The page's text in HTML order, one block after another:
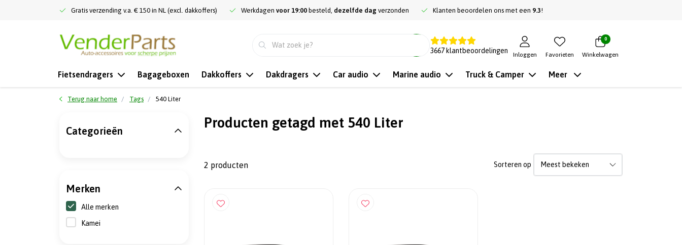
Gratis verzending v.a. € 150 in NL (excl. dakkoffers) Werkdagen voor 19:00 besteld, dezelfde dag verzonden Klanten beoordelen ons met een 9.3!
3667 klantbeoordelingen
Inloggen Favorieten
0
Winkelwagen
Fietsendragers Bagageboxen Dakkoffers Dakdragers Car audio Marine audio Truck & Camper Meer
Terug naar home Tags 540 Liter
Producten getagd met 540 Liter
2 producten Sorteren op
Categorieën
Merken
Alle merken
Kamei